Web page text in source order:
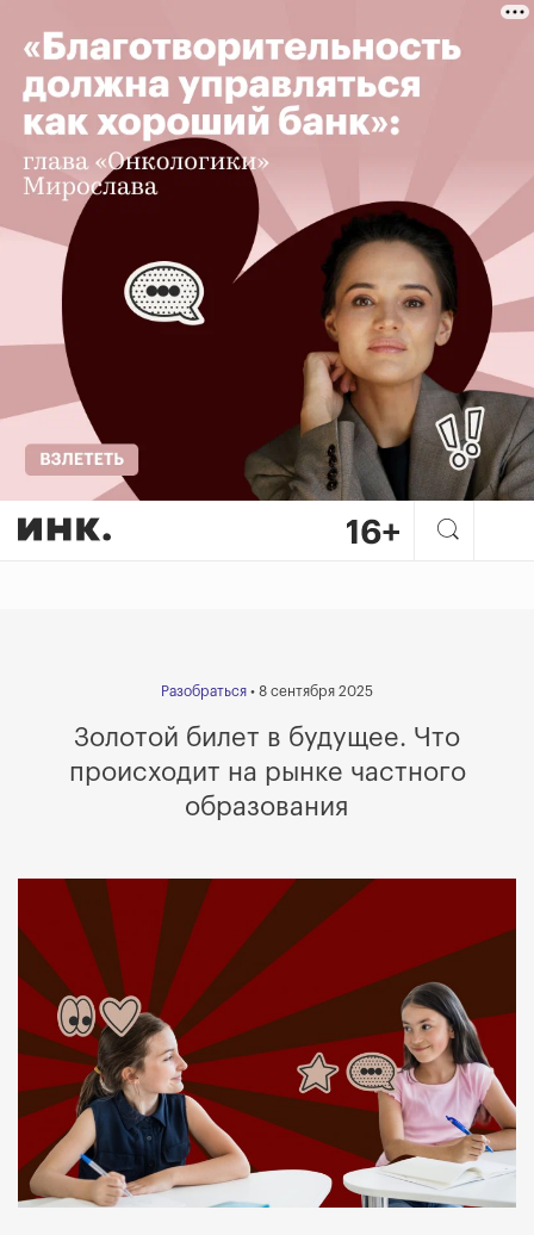
Золотой билет в будущее.
Разобраться • 8 сентября 2025
Золотой билет в будущее. Что
происходит на рынке частного
образования